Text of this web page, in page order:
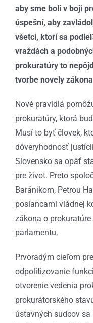
aby sme boli v boji
úspešní, aby
všetci, ktorí sa
vraždách a
prokuratúry to
tvorbe novely
Nové pravidlá
prokuratúry, ktorá
Musí to byť človek,
dôveryhodnosť
Slovensko sa opäť
pre život. Preto
Baránikom, Petrou
poslancami vládnej
zákona o
parlamentu.
Prvoradým cieľom
odpolitizovanie
otvorenie vedenia
prokurátorského
ústavných sudcov sa